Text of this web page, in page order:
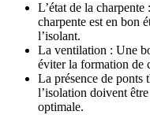
L’état de la charpente
charpente est en bon
l’isolant.
La ventilation : Une
éviter la formation de
La présence de ponts
l’isolation doivent
optimale.